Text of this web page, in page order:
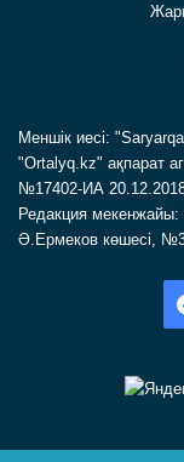
Меншік иесі:
"Ortalyq.kz" ақпарат
№17402-ИА
Редакция мекенжайы:
Ә.Ермеков көшесі,